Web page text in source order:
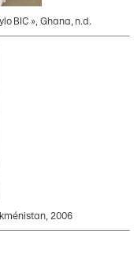
BIC », Ghana, n.d.
2006